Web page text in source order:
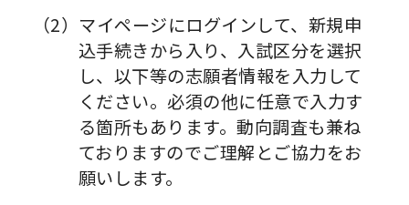
（2）マイページにログインして、新規申
込手続きから入り、入試区分を選択
し、以下等の志願者情報を入力して
ください。必須の他に任意で入力す
る箇所もあります。動向調査も兼ね
ておりますのでご理解とご協力をお
願いします。